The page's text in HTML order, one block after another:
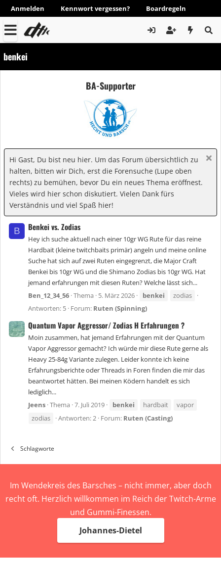
Anmelden Kennwort vergessen? Boardregeln
benkei
BA-Supporter
Hi Gast, Du bist neu hier. Um das Forum übersichtlich zu
halten, bitten wir Dich, erst die Forensuche (Lupe oben
rechts) zu bemühen, bevor Du ein neues Thema eröffnest.
Vieles wird hier schon diskutiert. Vielen Dank fürs
Verständnis und viel Spaß hier!
B Benkei vs. Zodias
Hey ich suche aktuell nach einer 10gr WG Rute für das reine
Hardbait (kleine twitchbaits primär) angeln und meine online
Suche hat sich auf zwei Ruten eingegrenzt, die Major Craft
Benkei bis 10gr WG und die Shimano Zodias bis 10gr WG. Hat
jemand erfahrungen mit diesen Ruten? Welche lässt sich...
Ben_12_34_56 Thema 5. März 2026 benkei
zodias
Antworten: 5 Forum: Ruten (Spinning)
Quantum Vapor Aggressor/ Zodias H Erfahrungen ?
Moin zusammen, hat jemand Erfahrungen mit der Quantum
Vapor Aggressor gemacht? Ich würde mir diese Rute gerne als
Heavy 25-84g Variante zulegen. Leider konnte ich keine
Erfahrungsberichte oder Threads in Foren finden die mir das
beantwortet hätten. Bei meinen Ködern handelt es sich
lediglich...
Jeens Thema 7. Juli 2019 benkei hardbait
vapor
zodias
Antworten: 2 Forum: Ruten (Casting)
Schlagworte
Im Wendekreis des Barsches – nicht immer, aber doch
recht oft. Herzlich willkommen im Reich der Twitch-Arme
und Gummi-Finessen.
Johannes-Dietel